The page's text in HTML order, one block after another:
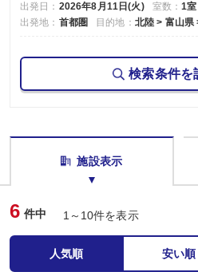
出発日： 2026年8月11日(火) 室数：1室
出発地： 首都圏 目的地： 北陸 > 富山県
検索条件を
施設表示
6 件中 1～10件を表示
人気順 安い順